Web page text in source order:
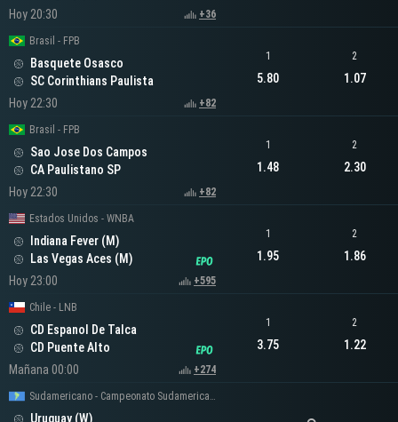
Hoy 20:30
+36
Brasil - FPB
Basquete Osasco
SC Corinthians Paulista
Hoy 22:30
+82
1
5.80
2
1.07
Brasil - FPB
Sao Jose Dos Campos
CA Paulistano SP
Hoy 22:30
+82
1
1.48
2
2.30
Estados Unidos - WNBA
Indiana Fever (M)
Las Vegas Aces (M)
Hoy 23:00
+595
1
1.95
2
1.86
Chile - LNB
CD Espanol De Talca
CD Puente Alto
Mañana 00:00
+274
1
3.75
2
1.22
Sudamericano - Campeonato Sudamericano Femenino
Uruguay (W)